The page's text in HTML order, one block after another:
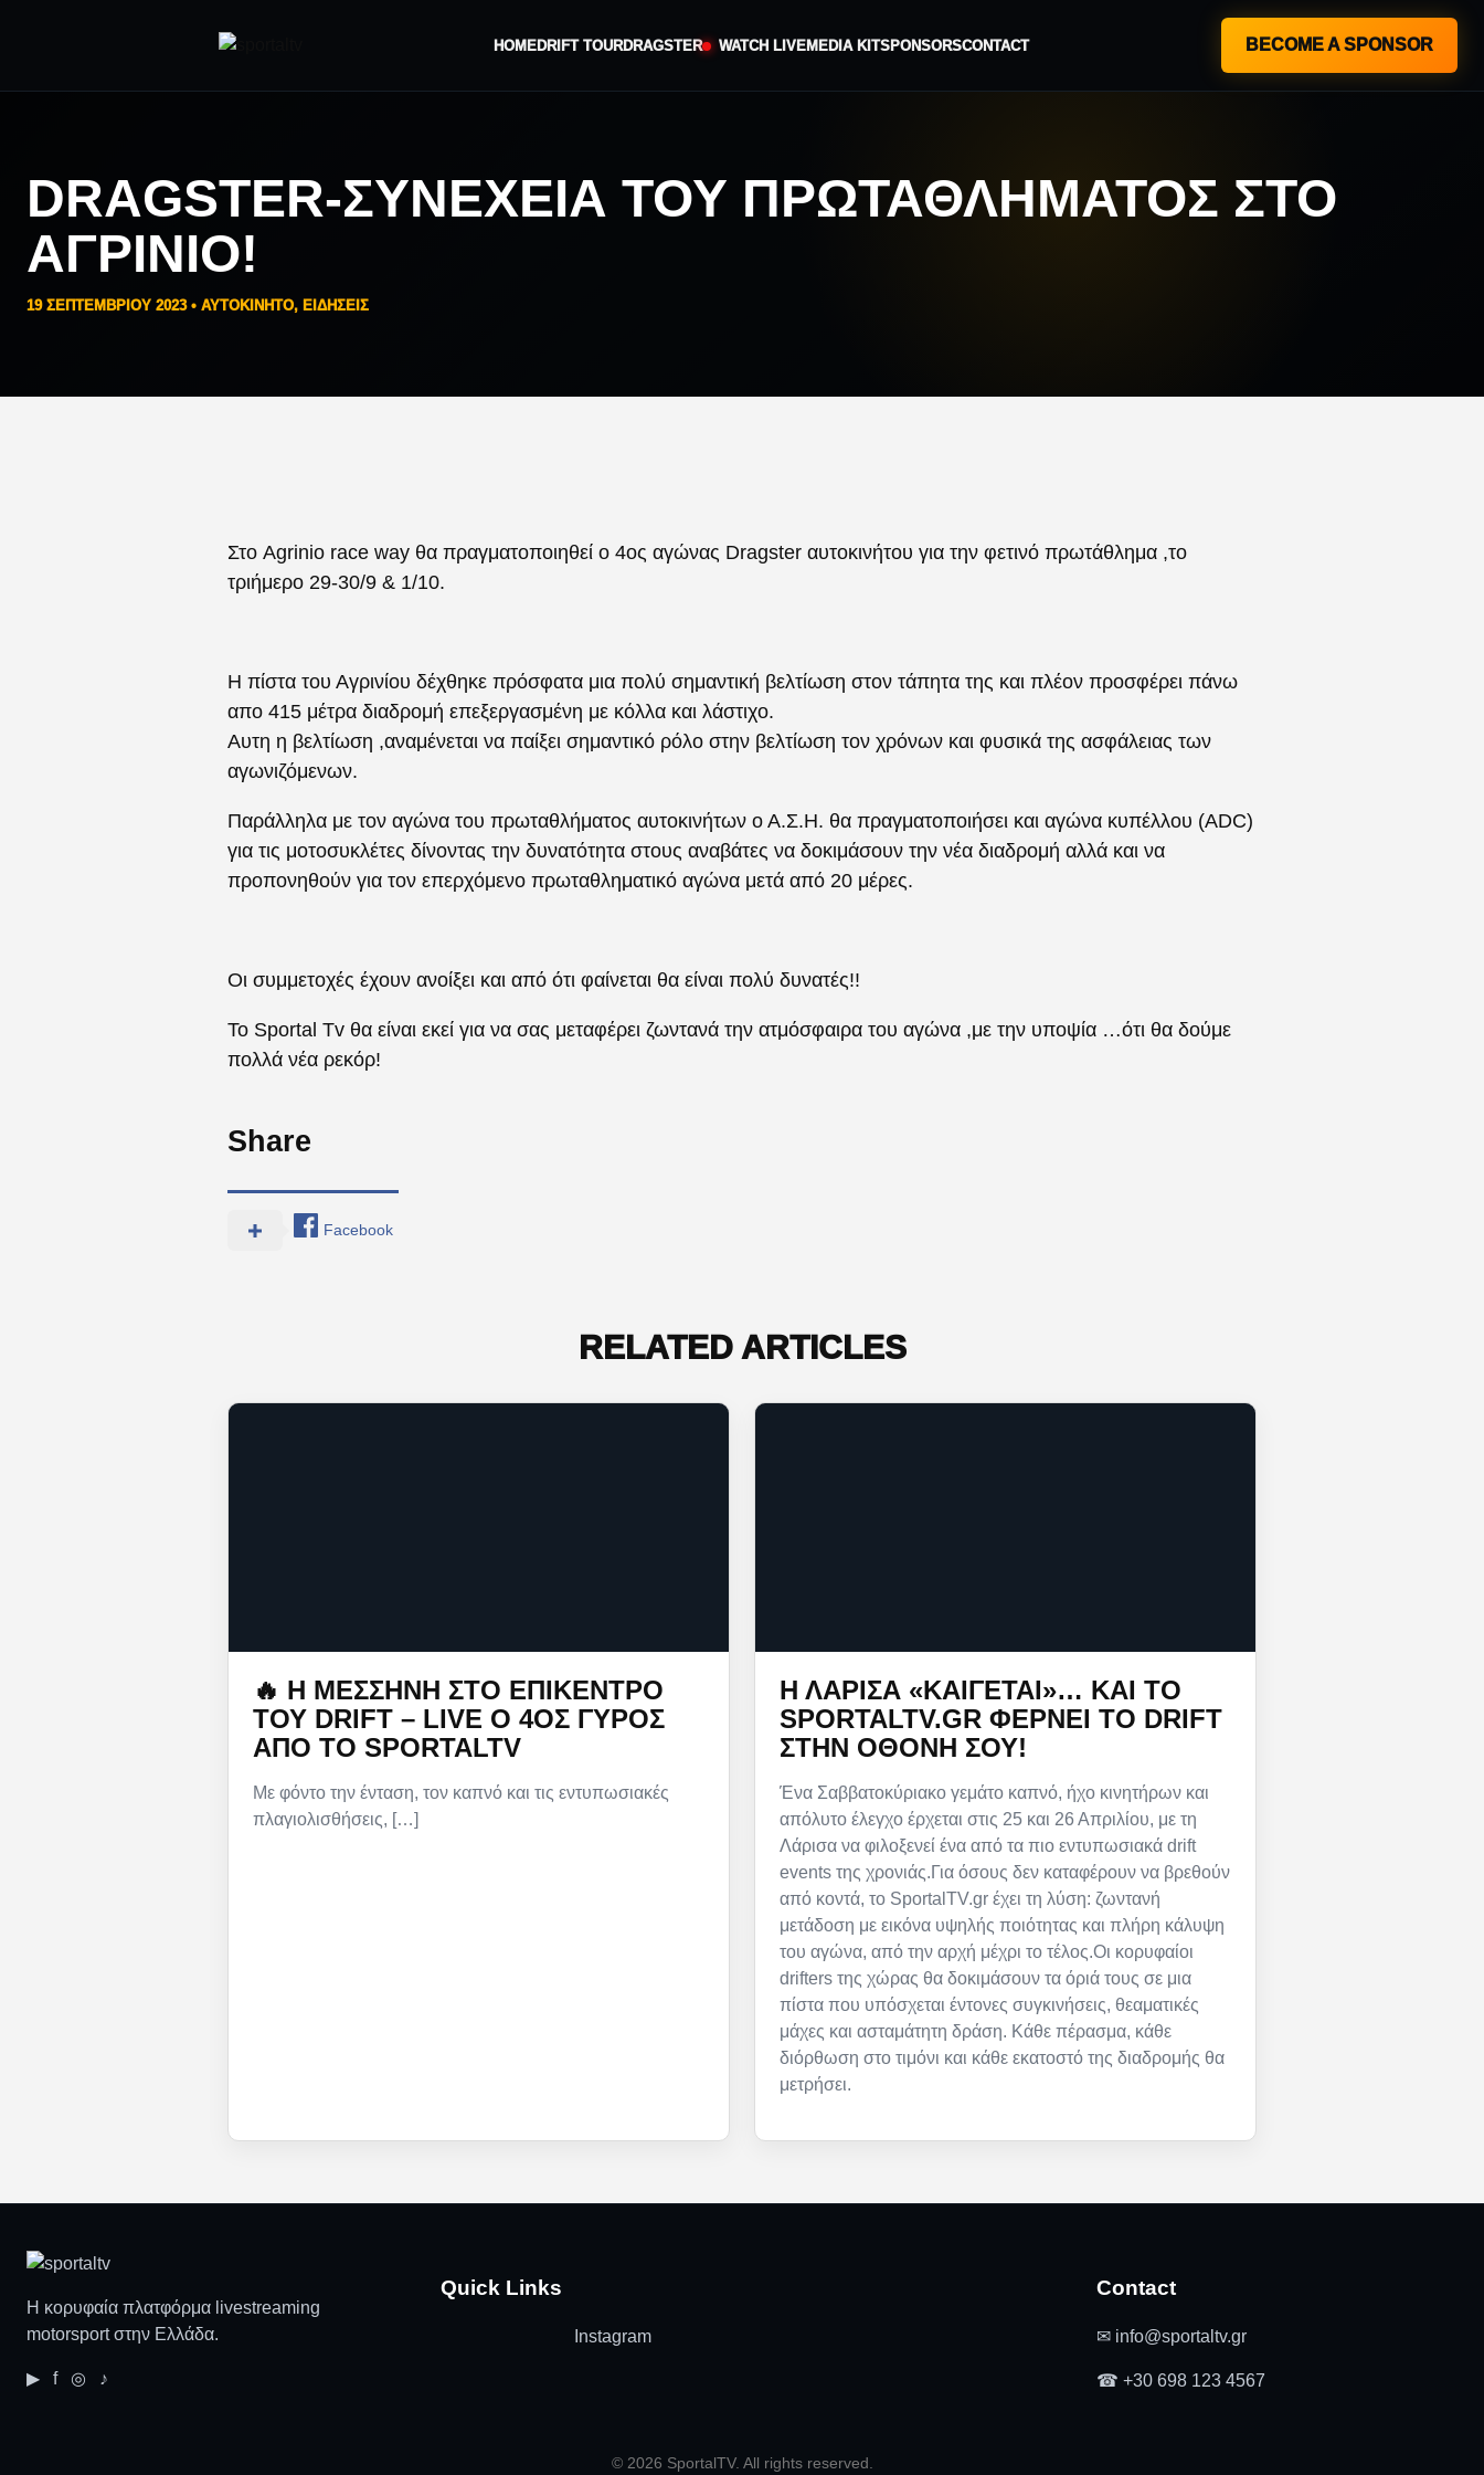
HOME DRIFT TOURDRAGSTER WATCH LIVE MEDIA KITSPONSORSCONTACT BECOME A SPONSOR
DRAGSTER-ΣΥΝΈΧΕΙΑ ΤΟΥ ΠΡΩΤΑΘΛΉΜΑΤΟΣ ΣΤΟ
ΑΓΡΊΝΙΟ!
19 ΣΕΠΤΕΜΒΡΊΟΥ 2023 • AYTOKINHTO, ΕΙΔΗΣΕΙΣ
Στο Agrinio race way θα πραγματοποιηθεί ο 4ος αγώνας Dragster αυτοκινήτου για την φετινό πρωτάθλημα ,το
τριήμερο 29-30/9 & 1/10.
Η πίστα του Αγρινίου δέχθηκε πρόσφατα μια πολύ σημαντική βελτίωση στον τάπητα της και πλέον προσφέρει πάνω
απο 415 μέτρα διαδρομή επεξεργασμένη με κόλλα και λάστιχο.
Αυτη η βελτίωση ,αναμένεται να παίξει σημαντικό ρόλο στην βελτίωση τον χρόνων και φυσικά της ασφάλειας των
αγωνιζόμενων.
Παράλληλα με τον αγώνα του πρωταθλήματος αυτοκινήτων ο Α.Σ.Η. θα πραγματοποιήσει και αγώνα κυπέλλου (ADC)
για τις μοτοσυκλέτες δίνοντας την δυνατότητα στους αναβάτες να δοκιμάσουν την νέα διαδρομή αλλά και να
προπονηθούν για τον επερχόμενο πρωταθληματικό αγώνα μετά από 20 μέρες.
Οι συμμετοχές έχουν ανοίξει και από ότι φαίνεται θα είναι πολύ δυνατές!!
Το Sportal Tv θα είναι εκεί για να σας μεταφέρει ζωντανά την ατμόσφαιρα του αγώνα ,με την υποψία …ότι θα δούμε
πολλά νέα ρεκόρ!
Share
Facebook
RELATED ARTICLES
🔥 Η ΜΕΣΣΉΝΗ ΣΤΟ ΕΠΊΚΕΝΤΡΟ
ΤΟΥ DRIFT – LIVE Ο 4ΟΣ ΓΎΡΟΣ
ΑΠΌ ΤΟ SPORTALTV
Με φόντο την ένταση, τον καπνό και τις εντυπωσιακές
πλαγιολισθήσεις, […]
Η ΛΆΡΙΣΑ «ΚΑΊΓΕΤΑΙ»… ΚΑΙ ΤΟ
SPORTALTV.GR ΦΈΡΝΕΙ ΤΟ DRIFT
ΣΤΗΝ ΟΘΌΝΗ ΣΟΥ!
Ένα Σαββατοκύριακο γεμάτο καπνό, ήχο κινητήρων και
απόλυτο έλεγχο έρχεται στις 25 και 26 Απριλίου, με τη
Λάρισα να φιλοξενεί ένα από τα πιο εντυπωσιακά drift
events της χρονιάς.Για όσους δεν καταφέρουν να βρεθούν
από κοντά, το SportalTV.gr έχει τη λύση: ζωντανή
μετάδοση με εικόνα υψηλής ποιότητας και πλήρη κάλυψη
του αγώνα, από την αρχή μέχρι το τέλος.Οι κορυφαίοι
drifters της χώρας θα δοκιμάσουν τα όριά τους σε μια
πίστα που υπόσχεται έντονες συγκινήσεις, θεαματικές
μάχες και ασταμάτητη δράση. Κάθε πέρασμα, κάθε
διόρθωση στο τιμόνι και κάθε εκατοστό της διαδρομής θα
μετρήσει.
Η κορυφαία πλατφόρμα livestreaming
motorsport στην Ελλάδα.
▶ f ◎ ♪
Quick Links
Instagram
Contact
✉ info@sportaltv.gr
☎ +30 698 123 4567
© 2026 SportalTV. All rights reserved.